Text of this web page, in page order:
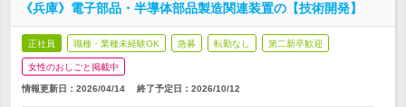
《兵庫》電子部品・半導体部品製造関連装置の【技術開発】
正社員 職種・業種未経験OK 急募 転勤なし 第二新卒歓迎
女性のおしごと掲載中
情報更新日：2026/04/14 終了予定日： 2026/10/12